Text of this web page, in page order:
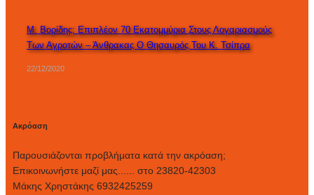
Μ. Βορίδης: Επιπλέον 70 Εκατομμύρια Στους Λογαριασμούς
Των Αγροτών – Άνθρακας Ο Θησαυρός Του Κ. Τσίπρα
22/12/2020
Ακρόαση
Παρουσιάζονται προβλήματα κατά την ακρόαση;
Επικοινωνήστε μαζί μας...... στο 23820-42303
Μάκης Χρηστάκης 6932425259